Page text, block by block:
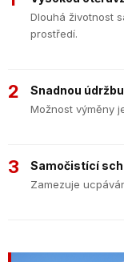
Dlouhá životnost
prostředí.
2 Snadnou údržbu
Možnost výměny
3 Samočistící
Zamezuje